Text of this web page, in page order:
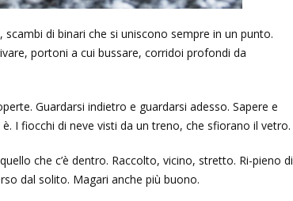
di binari che si uniscono sempre in un punto.
portoni a cui bussare, corridoi profondi da
Guardarsi indietro e guardarsi adesso. Sapere e
I fiocchi di neve visti da un treno, che sfiorano il vetro.
che c’è dentro. Raccolto, vicino, stretto. Ri-pieno di
dal solito. Magari anche più buono.